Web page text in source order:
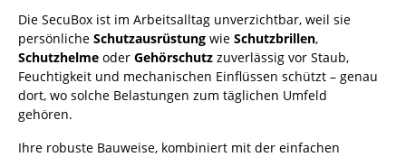
Die SecuBox ist im Arbeitsalltag unverzichtbar, weil sie
persönliche Schutzausrüstung wie Schutzbrillen,
Schutzhelme oder Gehörschutz zuverlässig vor Staub,
Feuchtigkeit und mechanischen Einflüssen schützt – genau
dort, wo solche Belastungen zum täglichen Umfeld
gehören.
Ihre robuste Bauweise, kombiniert mit der einfachen